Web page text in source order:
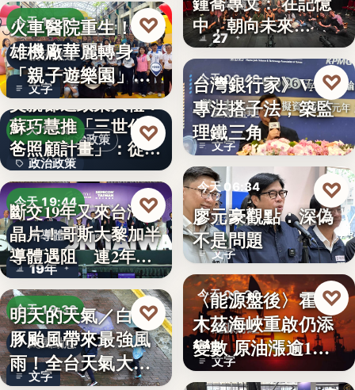
今天 19:51
親子旅遊
文字
火車醫院重生！高
雄機廠華麗轉身
「親子遊樂園」
開幕首日…
♡
政治政策
今天 19:49
政治政策
50%
父親節送政策大禮！
蘇巧慧推「三世代爸
爸照顧計畫」：從準
爸…
♡
今天 19:44
半導體
19年
斷交19年又來台灣找
晶片！哥斯大黎加半
導體遇阻 連2年
參…
♡
今天 19:38
颱風動態
文字
明天的天氣／白海
豚颱風帶來最強風
雨！全台天氣大轉
♡
劇場隨筆
27
中，朝向未來…
今天 06:40
金融監理
文字
台灣銀行家》VASP
專法搭子法，築監
理鐵三角
♡
今天 06:34
法律觀點
文字
廖元豪觀點：深偽
不是問題
♡
今天 06:30
能源財經
文字
〈能源盤後〉霍爾
木茲海峽重啟仍添
變數 原油漲逾1%
但周…
♡